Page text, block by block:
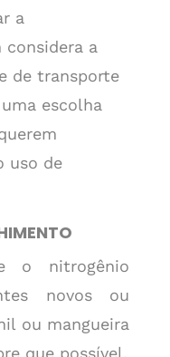
a
considera a
de transporte
escolha
uso de
o nitrogênio
novos ou
ou mangueira
que possível.